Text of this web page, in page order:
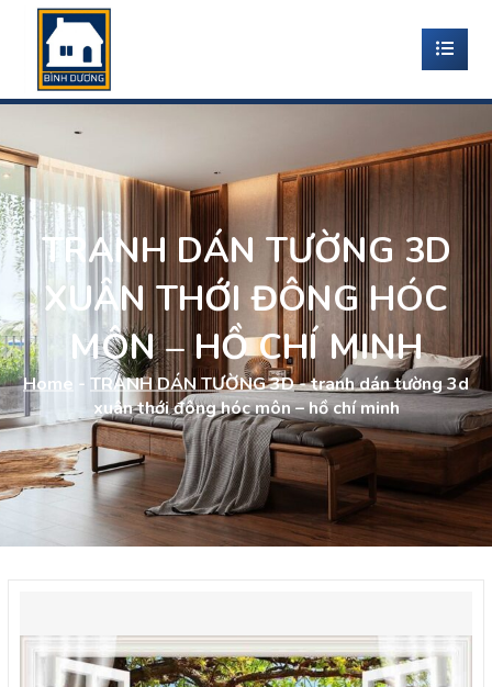
TRANH DÁN TƯỜNG 3D
XUÂN THỚI ĐÔNG HÓC
MÔN – HỒ CHÍ MINH
Home - TRANH DÁN TƯỜNG 3D-tranh dán tường 3d
xuân thới đông hóc môn – hồ chí minh